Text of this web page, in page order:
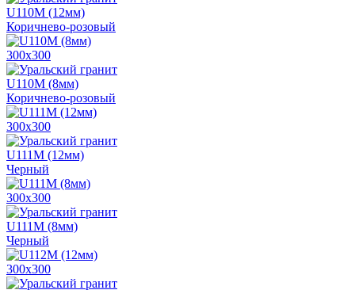
U110M (12мм)
Коричнево-розовый
300х300
U110M (8мм)
Коричнево-розовый
300х300
U111M (12мм)
Черный
300х300
U111M (8мм)
Черный
300х300